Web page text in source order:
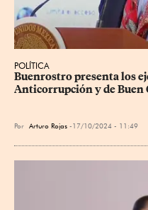
POLÍTICA
Buenrostro presenta los
Anticorrupción y de Buen
Por Arturo Rojas 17/10/2024 - 11:49